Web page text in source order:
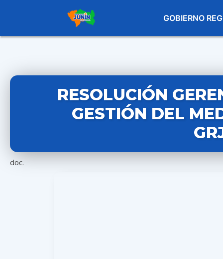
GOBIERNO
RESOLUCIÓN
GESTIÓN DEL
doc.